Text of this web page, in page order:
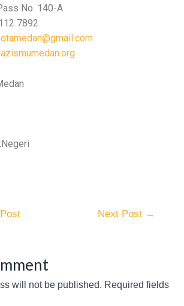
No. 140-A
7892
Next Post →
will not be published. Required fields